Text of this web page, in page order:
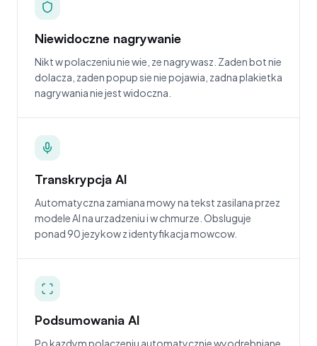
Niewidoczne nagrywanie
Nikt w polaczeniu nie wie, ze nagrywasz. Zaden bot nie
dolacza, zaden popup sie nie pojawia, zadna plakietka
nagrywania nie jest widoczna.
Transkrypcja AI
Automatyczna zamiana mowy na tekst zasilana przez
modele AI na urzadzeniu i w chmurze. Obsluguje
ponad 90 jezykow z identyfikacja mowcow.
Podsumowania AI
Po kazdym polaczeniu automatycznie wyodrebniane